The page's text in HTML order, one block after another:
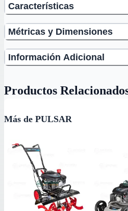
Características
Métricas y Dimensiones
Información Adicional
Productos
Más de PULSAR